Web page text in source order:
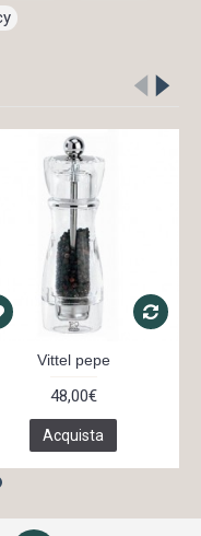
Vittel pepe
48,00€
Acquista